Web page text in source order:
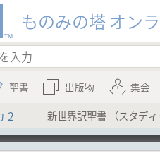
ものみの塔 オン
聖書 出版物 集会
2 新世界訳聖書 （スタディ